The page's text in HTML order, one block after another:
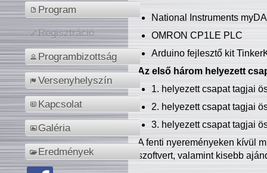
Program
Regisztráció
Programbizottság
Versenyhelyszín
Kapcsolat
Galéria
Eredmények
National Instruments
OMRON CP1LE PLC
Arduino fejlesztő kit
Az első három helyezett
1. helyezett csapat tagjai
2. helyezett csapat tagjai
3. helyezett csapat tagjai
A fenti nyereményeken kívül
szoftvert, valamint kisebb